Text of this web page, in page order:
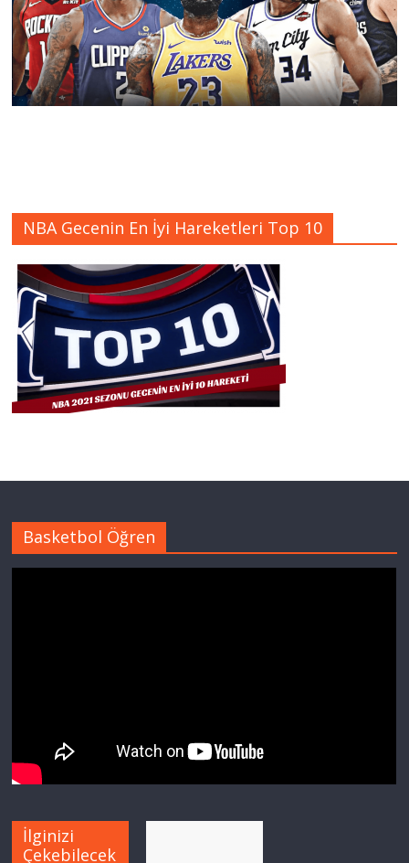
NBA Gecenin En İyi Hareketleri Top 10
Basketbol Öğren
İlginizi
Çekebilecek